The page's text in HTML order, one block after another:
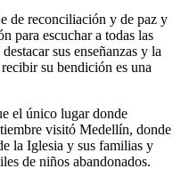
de reconciliación y de paz y
para escuchar a todas las
sus enseñanzas y la
su bendición es una
el único lugar donde
visitó Medellín, donde
la Iglesia y sus familias y
de niños abandonados.